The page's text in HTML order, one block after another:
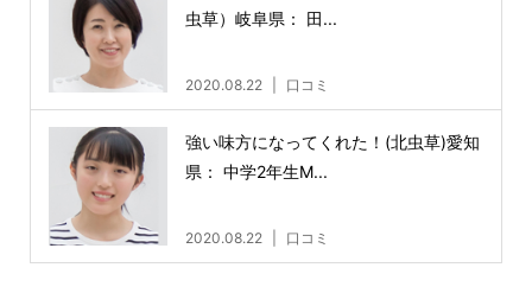
虫草）岐阜県： 田...
2020.08.22 口コミ
強い味方になってくれた！(北虫草)愛知
県： 中学2年生M...
2020.08.22 口コミ